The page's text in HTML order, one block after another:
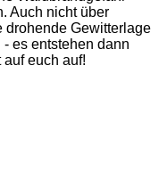
Auch nicht über
drohende Gewitterlage
es entstehen dann
euch auf!